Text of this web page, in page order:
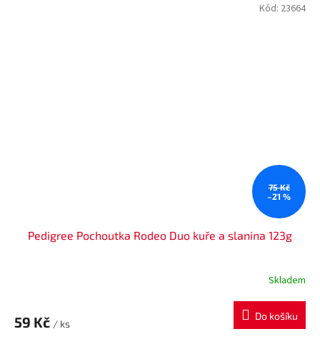
75 Kč
–21 %
Pedigree Pochoutka Rodeo Duo kuře a slanina 123g
Skladem
59 Kč / ks
Do košíku
Kód: 23664